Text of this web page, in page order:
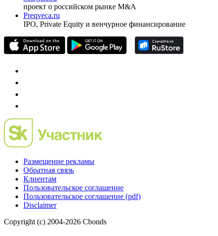
Investfunds
универсальный ресурс по фондовому рынку для
частного инвестора России
проект о российском рынке M&A
Preqveca.ru
Размещение рекламы
Обратная связь
Пользовательское соглашение